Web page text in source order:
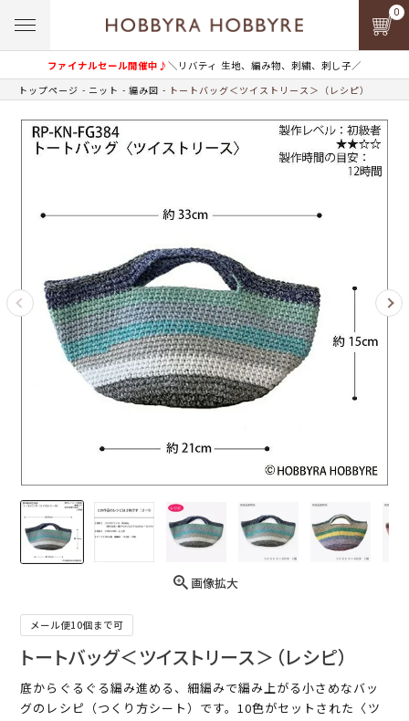
ファイナルセール開催中♪＼リバティ 生地、編み物、刺繍、刺し子／
0
トップページ ニット 編み図 トートバッグ＜ツイストリース＞（レシピ）
画像拡大
メール便10個まで可
トートバッグ＜ツイストリース＞（レシピ）
底からぐるぐる編み進める、細編みで編み上がる小さめなバッ
グのレシピ（つくり方シート）です。10色がセットされた〈ツ